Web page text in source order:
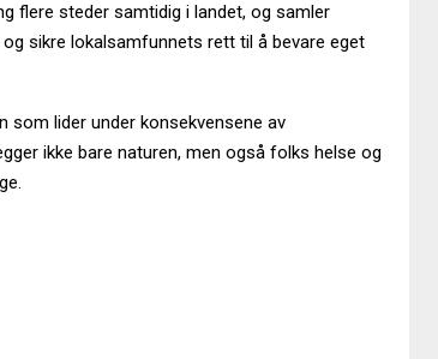
flere steder samtidig i landet, og samler
sikre lokalsamfunnets rett til å bevare eget
som lider under konsekvensene av
ikke bare naturen, men også folks helse og